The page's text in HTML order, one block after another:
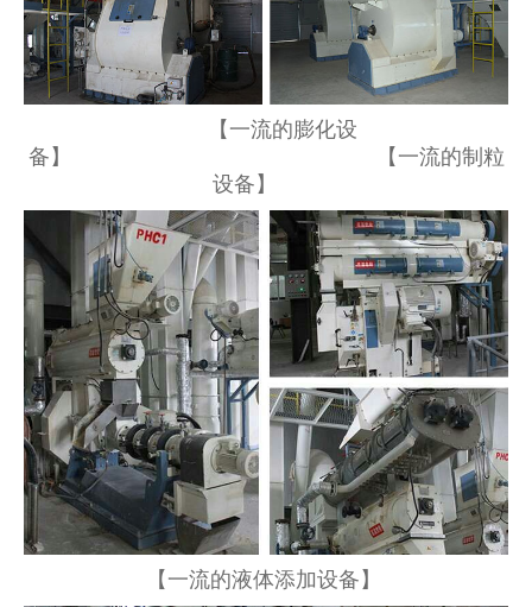
【一流的膨化设
备】 【一流的制粒
设备】
【一流的液体添加设备】